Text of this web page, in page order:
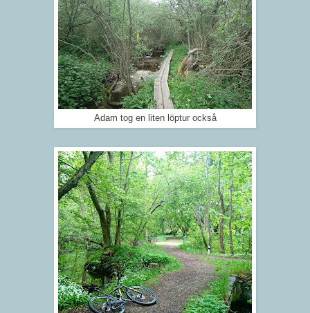
Adam tog en liten löptur också